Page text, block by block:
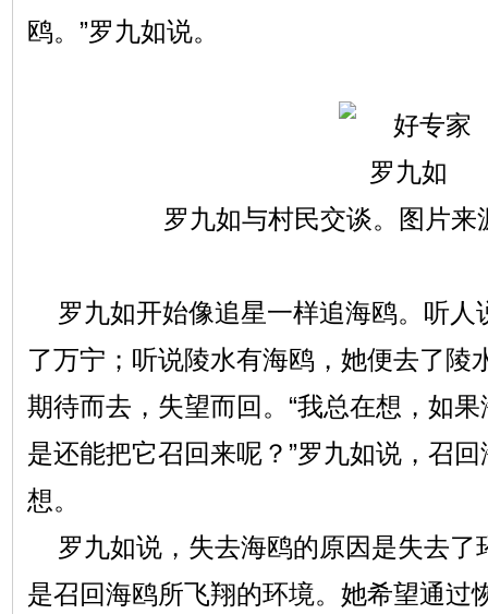
鸥。”罗九如说。
罗九如与村民交谈。图片来
罗九如开始像追星一样追海鸥。听人
了万宁；听说陵水有海鸥，她便去了陵
期待而去，失望而回。“我总在想，如
是还能把它召回来呢？”罗九如说，召
想。
罗九如说，失去海鸥的原因是失去了
是召回海鸥所飞翔的环境。她希望通过